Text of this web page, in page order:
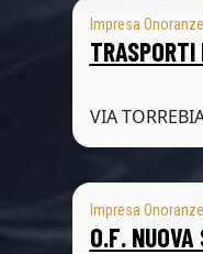
Impresa
VIA
Impresa
O.F.